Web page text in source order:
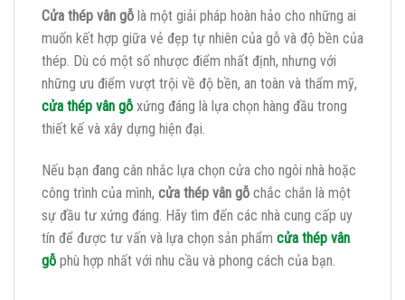
Cửa thép vân gỗ là một giải pháp hoàn hảo cho những ai
muốn kết hợp giữa vẻ đẹp tự nhiên của gỗ và độ bền của
thép. Dù có một số nhược điểm nhất định, nhưng với
những ưu điểm vượt trội về độ bền, an toàn và thẩm mỹ,
cửa thép vân gỗ xứng đáng là lựa chọn hàng đầu trong
thiết kế và xây dựng hiện đại.
Nếu bạn đang cân nhắc lựa chọn cửa cho ngôi nhà hoặc
công trình của mình, cửa thép vân gỗ chắc chắn là một
sự đầu tư xứng đáng. Hãy tìm đến các nhà cung cấp uy
tín để được tư vấn và lựa chọn sản phẩm cửa thép vân
gỗ phù hợp nhất với nhu cầu và phong cách của bạn.